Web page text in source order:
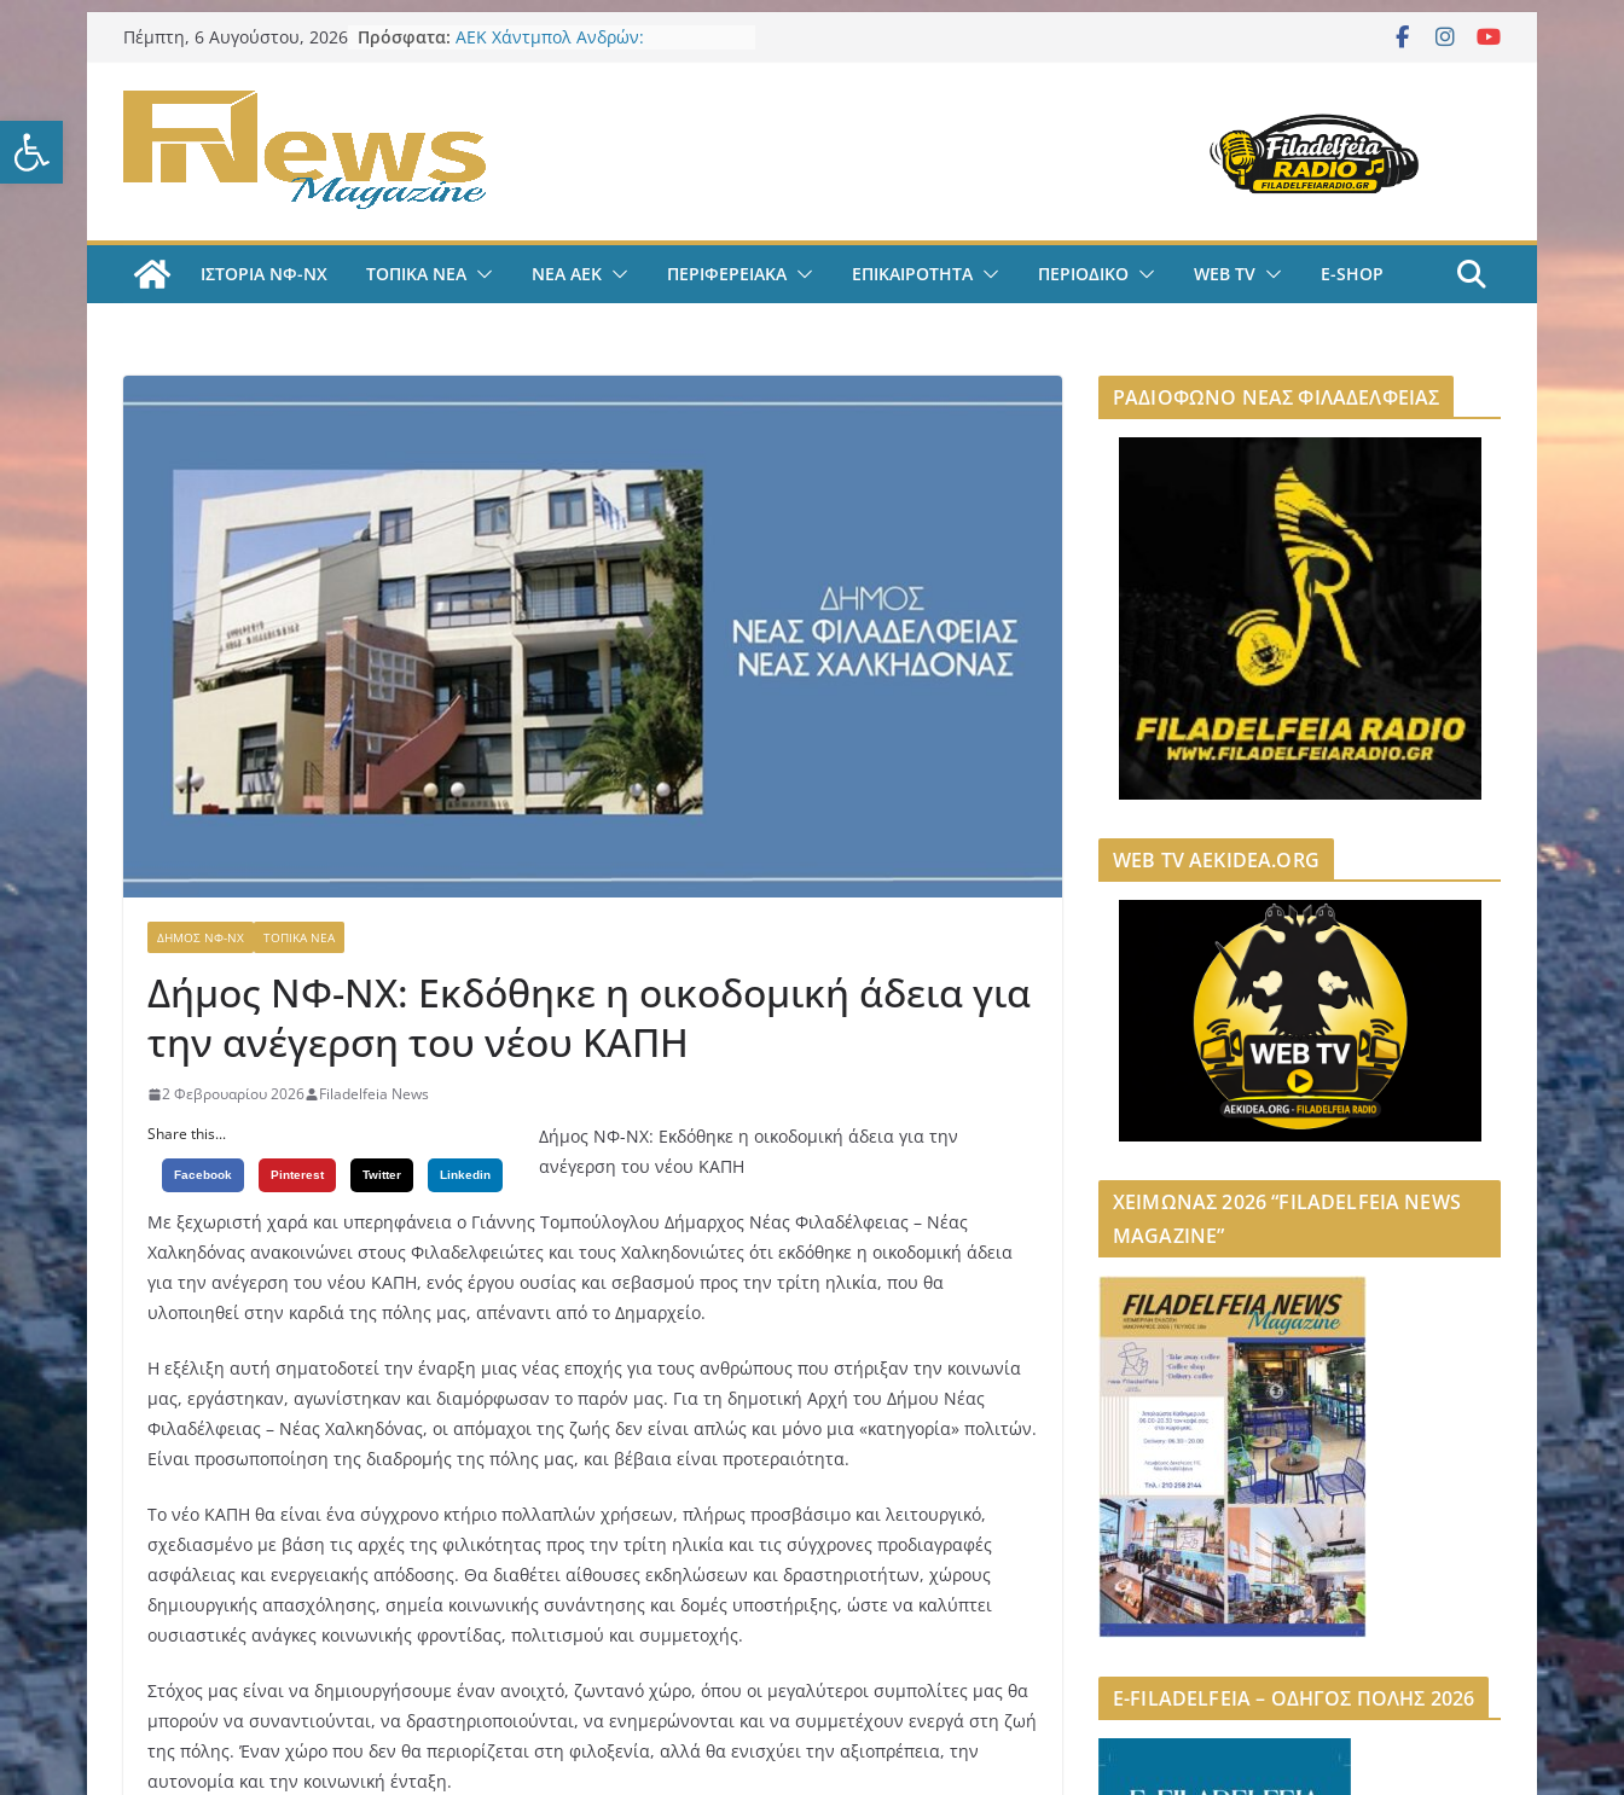
Ανοίξτε τη γραμμή εργαλείων
Μετάβαση
περιεχόμενο
Πέμπτη, 6 Αυγούστου, 2026 Πρόσφατα: AEK Χάντμπολ Ανδρών:
ΑΕΚ Ποδόσφαιρο: Ανακοινώθηκε
και επίσημα ο Μίλαν Βιτάλις
ΑΕΚ Χάντμπολ Γυναικών:
Ανακοίνωσε την Νικολίνα Ανδρέου,
Μίλαν Βιτάλις – Περνά ιατρικά,
υπογράφει τετραετές συμβόλαιο
Αυτοκρατορία” #77 με ανοιχτές
γραμμές με Γιάννη Ευστρατιάδη
ΙΣΤΟΡΙΑ ΝΦ-ΝΧ ΤΟΠΙΚΑ ΝΕΑ ΝΕΑ ΑΕΚ ΠΕΡΙΦΕΡΕΙΑΚΑ ΕΠΙΚΑΙΡΟΤΗΤΑ ΠΕΡΙΟΔΙΚΟ WEB TV E-SHOP
ΔΗΜΟΣ ΝΦ-ΝΧ ΤΟΠΙΚΑ ΝΕΑ
Δήμος ΝΦ-ΝΧ: Εκδόθηκε η οικοδομική άδεια για
την ανέγερση του νέου ΚΑΠΗ
2 Φεβρουαρίου 2026
Filadelfeia News
Share this...
Facebook Pinterest Twitter Linkedin
Δήμος ΝΦ-ΝΧ: Εκδόθηκε η οικοδομική άδεια για την
ανέγερση του νέου ΚΑΠΗ
Με ξεχωριστή χαρά και υπερηφάνεια ο Γιάννης Τομπούλογλου Δήμαρχος Νέας Φιλαδέλφειας – Νέας
Χαλκηδόνας ανακοινώνει στους Φιλαδελφειώτες και τους Χαλκηδονιώτες ότι εκδόθηκε η οικοδομική άδεια
για την ανέγερση του νέου ΚΑΠΗ, ενός έργου ουσίας και σεβασμού προς την τρίτη ηλικία, που θα
υλοποιηθεί στην καρδιά της πόλης μας, απέναντι από το Δημαρχείο.
Η εξέλιξη αυτή σηματοδοτεί την έναρξη μιας νέας εποχής για τους ανθρώπους που στήριξαν την κοινωνία
μας, εργάστηκαν, αγωνίστηκαν και διαμόρφωσαν το παρόν μας. Για τη δημοτική Αρχή του Δήμου Νέας
Φιλαδέλφειας – Νέας Χαλκηδόνας, οι απόμαχοι της ζωής δεν είναι απλώς και μόνο μια «κατηγορία» πολιτών.
Είναι προσωποποίηση της διαδρομής της πόλης μας, και βέβαια είναι προτεραιότητα.
Το νέο ΚΑΠΗ θα είναι ένα σύγχρονο κτήριο πολλαπλών χρήσεων, πλήρως προσβάσιμο και λειτουργικό,
σχεδιασμένο με βάση τις αρχές της φιλικότητας προς την τρίτη ηλικία και τις σύγχρονες προδιαγραφές
ασφάλειας και ενεργειακής απόδοσης. Θα διαθέτει αίθουσες εκδηλώσεων και δραστηριοτήτων, χώρους
δημιουργικής απασχόλησης, σημεία κοινωνικής συνάντησης και δομές υποστήριξης, ώστε να καλύπτει
ουσιαστικές ανάγκες κοινωνικής φροντίδας, πολιτισμού και συμμετοχής.
Στόχος μας είναι να δημιουργήσουμε έναν ανοιχτό, ζωντανό χώρο, όπου οι μεγαλύτεροι συμπολίτες μας θα
μπορούν να συναντιούνται, να δραστηριοποιούνται, να ενημερώνονται και να συμμετέχουν ενεργά στη ζωή
της πόλης. Έναν χώρο που δεν θα περιορίζεται στη φιλοξενία, αλλά θα ενισχύει την αξιοπρέπεια, την
αυτονομία και την κοινωνική ένταξη.
ΡΑΔΙΟΦΩΝΟ ΝΕΑΣ ΦΙΛΑΔΕΛΦΕΙΑΣ
WEB TV AEKIDEA.ORG
ΧΕΙΜΩΝΑΣ 2026 “FILADELFEIA NEWS
MAGAZINE”
E-FILADELFEIA – ΟΔΗΓΟΣ ΠΟΛΗΣ 2026